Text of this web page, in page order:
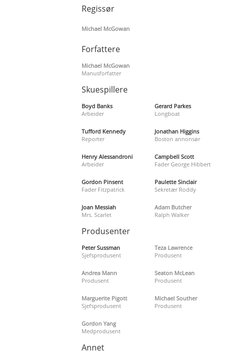
Regissør
Michael McGowan
Forfattere
Michael McGowan
Manusforfatter
Skuespillere
Boyd Banks
Arbeider
Gerard Parkes
Longboat
Tufford Kennedy
Reporter
Jonathan Higgins
Boston annonsør
Henry Alessandroni
Arbeider
Campbell Scott
Fader George Hibbert
Gordon Pinsent
Fader Fitzpatrick
Paulette Sinclair
Sekretær Roddy
Joan Messiah
Mrs. Scarlet
Adam Butcher
Ralph Walker
Produsenter
Peter Sussman
Sjefsprodusent
Teza Lawrence
Produsent
Andrea Mann
Produsent
Seaton McLean
Produsent
Marguerite Pigott
Sjefsprodusent
Michael Souther
Produsent
Gordon Yang
Medprodusent
Annet